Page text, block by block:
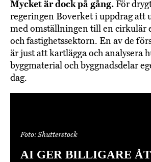
Mycket är dock på gång. För
regeringen Boverket i uppdrag att
med omställningen till en cirkulär
och fastighetssektorn. En av de
är just att kartlägga och analysera
byggmaterial och byggnadsdelar
dag.
Foto: Shutterstock
AI GER BILLIGARE